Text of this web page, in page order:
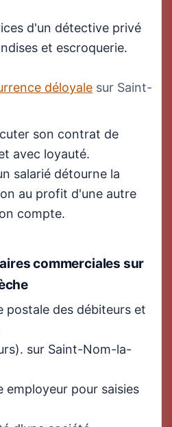
d'un détective privé
et escroquerie.
déloyale sur Saint-
son contrat de
avec loyauté.
salarié détourne la
au profit d'une autre
compte.
commerciales sur
postale des débiteurs et
sur Saint-Nom-la-
employeur pour saisies